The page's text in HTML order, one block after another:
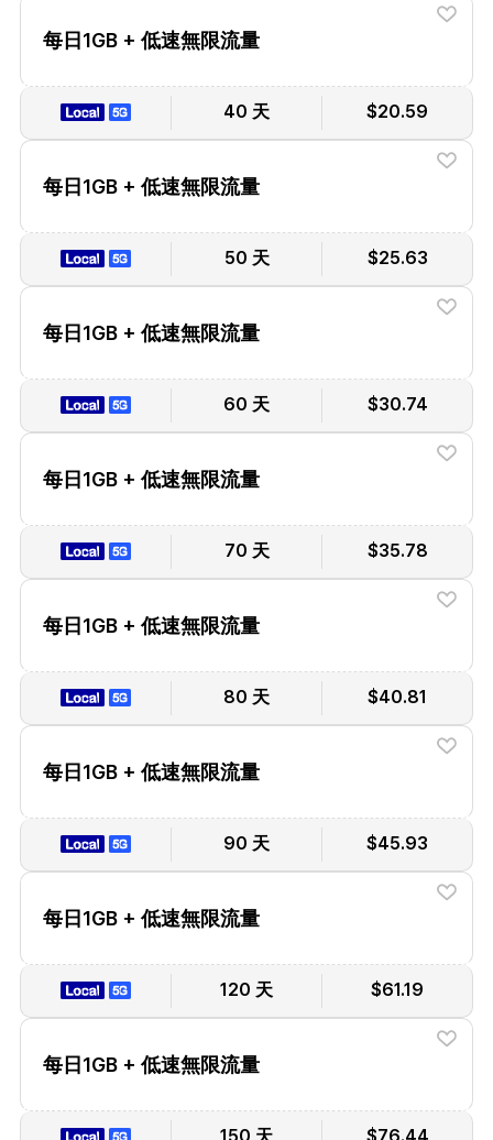
每日1GB + 低速無限流量
40 天 $20.59
每日1GB + 低速無限流量
50 天 $25.63
每日1GB + 低速無限流量
60 天 $30.74
每日1GB + 低速無限流量
70 天 $35.78
每日1GB + 低速無限流量
80 天 $40.81
每日1GB + 低速無限流量
90 天 $45.93
每日1GB + 低速無限流量
120 天 $61.19
每日1GB + 低速無限流量